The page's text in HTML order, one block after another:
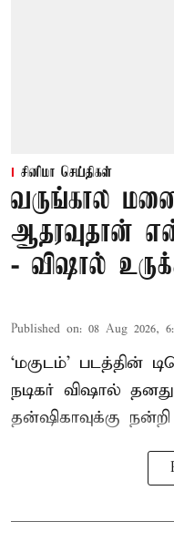
சினிமா செய்திகள்
வருங்கால
ஆதரவுதான்
- விஷால்
Published on: 08 Aug 2026,
‘மகுடம்’ படத்தின்
நடிகர் விஷால்
தன்ஷிகாவுக்கு நன்றி